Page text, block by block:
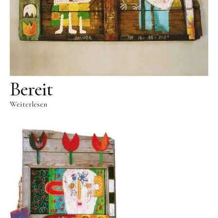
Gießereien
Gießerei Rom
Wolkenpelztier
Gießerei Volvera/Turin
Papagena
Vita
Bereit
Weiterlesen